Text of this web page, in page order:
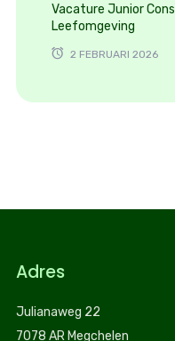
Vacature Junior
Leefomgeving
2 FEBRUARI 2026
Adres
Julianaweg 22
7078 AR Megchelen